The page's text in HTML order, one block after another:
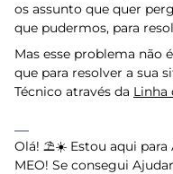
os assunto que quer
que pudermos, para
Mas esse problema não
que para resolver a sua
Técnico através da Linha
Olá! ⛱️☀️ Estou aqui para
MEO! Se consegui